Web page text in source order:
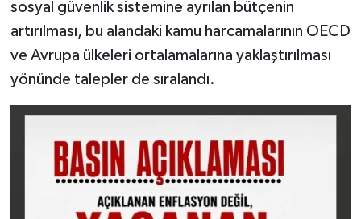
sosyal güvenlik sistemine ayrılan bütçenin
artırılması, bu alandaki kamu harcamalarının OECD
ve Avrupa ülkeleri ortalamalarına yaklaştırılması
yönünde talepler de sıralandı.